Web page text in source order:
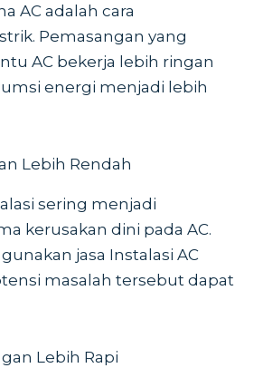
AC adalah cara
Pemasangan yang
AC bekerja lebih ringan
energi menjadi lebih
Lebih Rendah
sering menjadi
kerusakan dini pada AC.
jasa Instalasi AC
masalah tersebut dapat
Lebih Rapi